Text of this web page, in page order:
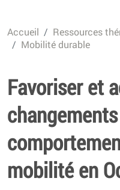
Accueil Ressources
Mobilité durable
Favoriser et
mobilité en